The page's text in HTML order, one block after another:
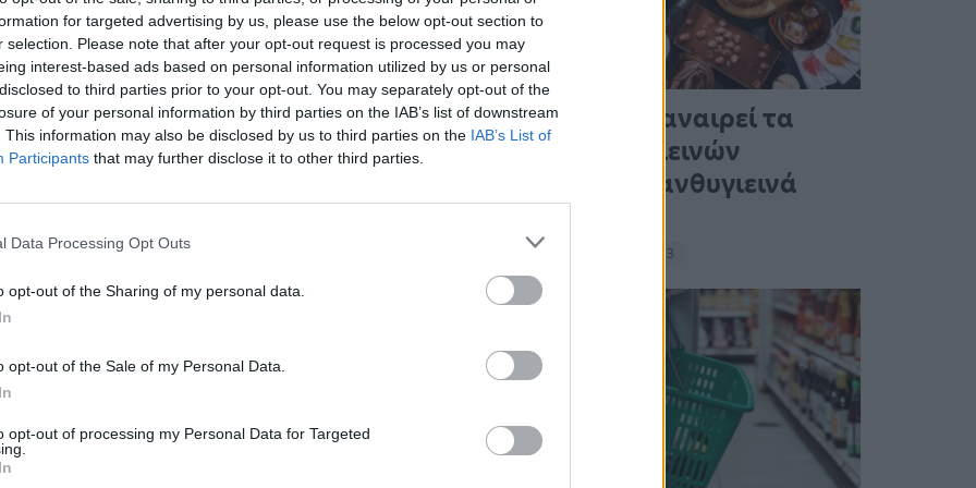
for targeted advertising by us, please use the below opt-out section to
selection. Please note that after your opt-out request is processed you may
interest-based ads based on personal information utilized by us or personal
to third parties prior to your opt-out. You may separately opt-out of the
of your personal information by third parties on the IAB’s list of downstream
This information may also be disclosed by us to third parties on the IAB’s List of
Participants that may further disclose it to other third parties.
Data Processing Opt Outs
opt-out of the Sharing of my personal data.
opt-out of the Sale of my Personal Data.
opt-out of processing my Personal Data for Targeted
τη ζωή του, σύμφωνα με την δημόσια
και τον 40ο στη χώρα. Ο 55χρονος
όπου νοσηλευόταν διασωληνωμένος επί
που προέρχεται από την περιοχή της
του εκπροσώπου του υπουργείου
Ένας στους 4 αναιρεί τα
οφέλη των υγιεινών
γευμάτων με ανθυγιεινά
18:11 - 15 Σεπτεμβρίου 2023